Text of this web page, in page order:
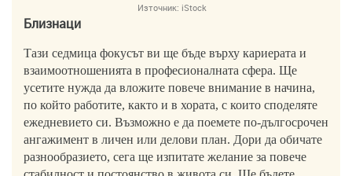
Източник: iStock
Близнаци
Тази седмица фокусът ви ще бъде върху кариерата и
взаимоотношенията в професионалната сфера. Ще
усетите нужда да вложите повече внимание в начина,
по който работите, както и в хората, с които споделяте
ежедневието си. Възможно е да поемете по-дългосрочен
ангажимент в личен или делови план. Дори да обичате
разнообразието, сега ще изпитате желание за повече